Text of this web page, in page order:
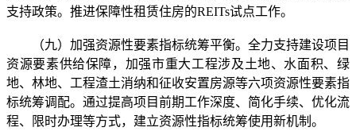
支持政策。推进保障性租赁住房的REITs试点工作。
（九）加强资源性要素指标统筹平衡。全力支持建设项目
资源要素供给保障，加强市重大工程涉及土地、水面积、绿
地、林地、工程渣土消纳和征收安置房源等六项资源性要素指
标统筹调配。通过提高项目前期工作深度、简化手续、优化流
程、限时办理等方式，建立资源性指标统筹使用新机制。